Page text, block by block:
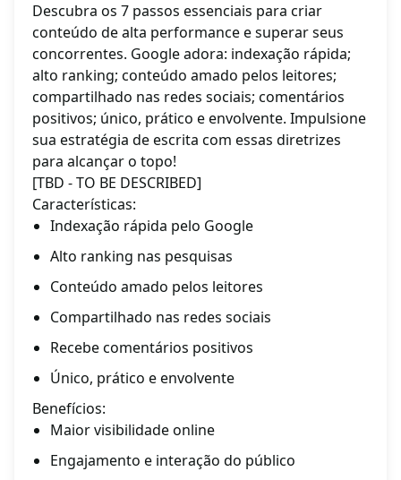
Descubra os 7 passos essenciais para criar
conteúdo de alta performance e superar seus
concorrentes. Google adora: indexação rápida;
alto ranking; conteúdo amado pelos leitores;
compartilhado nas redes sociais; comentários
positivos; único, prático e envolvente. Impulsione
sua estratégia de escrita com essas diretrizes
para alcançar o topo!
[TBD - TO BE DESCRIBED]
Características:
Indexação rápida pelo Google
Alto ranking nas pesquisas
Conteúdo amado pelos leitores
Compartilhado nas redes sociais
Recebe comentários positivos
Único, prático e envolvente
Benefícios:
Maior visibilidade online
Engajamento e interação do público